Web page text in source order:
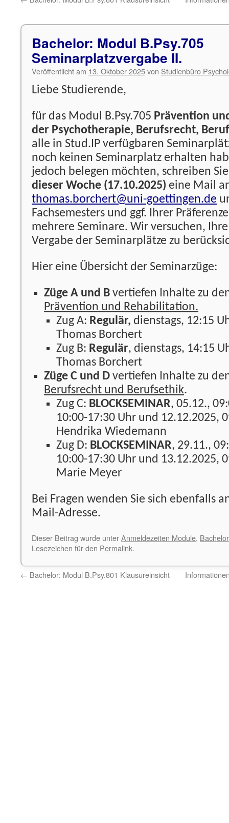
Bachelor: Modul B.Psy.705
Seminarplatzvergabe II.
Veröffentlicht am 13. Oktober 2025von Studienbüro
Liebe Studierende,
für das Modul B.Psy.705 Prävention
der Psychotherapie, Berufsrecht,
alle in Stud.IP verfügbaren
noch keinen Seminarplatz erhalten
jedoch belegen möchten, schreiben
dieser Woche (17.10.2025) eine Mail
thomas.borchert@uni-goettingen.de
Fachsemesters und ggf. Ihrer
mehrere Seminare. Wir versuchen,
Vergabe der Seminarplätze zu
Hier eine Übersicht der Seminarzüge:
Züge A und B vertiefen Inhalte zu
Prävention und Rehabilitation.
Zug A: Regulär, dienstags, 12:15
Thomas Borchert
Zug B: Regulär, dienstags, 14:15
Thomas Borchert
Züge C und D vertiefen Inhalte zu
Berufsrecht und Berufsethik.
Zug C: BLOCKSEMINAR, 05.12.,
10:00-17:30 Uhr und 12.12.2025,
Hendrika Wiedemann
Zug D: BLOCKSEMINAR, 29.11.,
10:00-17:30 Uhr und 13.12.2025,
Marie Meyer
Bei Fragen wenden Sie sich ebenfalls
Mail-Adresse.
Dieser Beitrag wurde unterAnmeldezeiten Module, Bachelor
Lesezeichen für den Permalink.
← Bachelor: Modul B.Psy.801 Klausureinsicht